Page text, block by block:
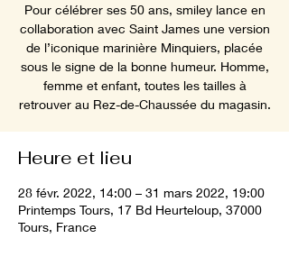
Pour célébrer ses 50 ans, smiley lance en
collaboration avec Saint James une version
de l’iconique marinière Minquiers, placée
sous le signe de la bonne humeur. Homme,
femme et enfant, toutes les tailles à
retrouver au Rez-de-Chaussée du magasin.
Heure et lieu
28 févr. 2022, 14:00 – 31 mars 2022, 19:00
Printemps Tours, 17 Bd Heurteloup, 37000
Tours, France